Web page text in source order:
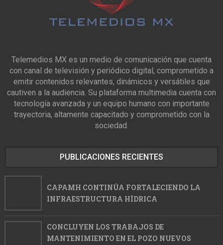
Telemedios MX es un medio de comunicación que cuenta
con canal de televisión y periódico digital, comprometido a
emitir contenidos relevantes, dinámicos y versátiles que
cautiven a la audiencia. Su plataforma multimedia cuenta con
tecnología avanzada y un equipo humano con importante
trayectoria, altamente capacitado y comprometido con la
sociedad.
PUBLICACIONES RECIENTES
CAPAMH CONTINÚA FORTALECIENDO LA
INFRAESTRUCTURA HÍDRICA
CONCLUYEN LOS TRABAJOS DE
MANTENIMIENTO EN EL POZO NUEVOS